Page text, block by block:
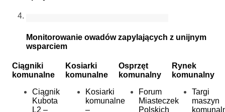
Monitorowanie owadów zapylających z unijnym
wsparciem
Ciągniki
komunalne
Ciągnik
Kubota
L2 –
Kosiarki
komunalne
Kosiarki
komunalne
–
Osprzęt
komunalny
Forum
Miasteczek
Polskich
Rynek
komunalny
Targi
maszyn